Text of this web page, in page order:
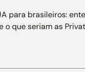
para brasileiros:
o que seriam as